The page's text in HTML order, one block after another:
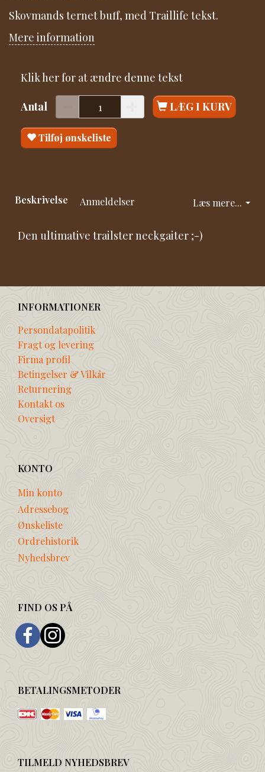
Skovmands ternet buff, med Traillife tekst.
Mere information
Klik her for at ændre denne tekst
Antal LÆG I KURV
Tilføj ønskeliste
Læs mere...
Beskrivelse Anmeldelser
Den ultimative trailster neckgaiter ;-)
INFORMATIONER
Persondatapolitik
Fragt og levering
Firma profil
Betingelser & Vilkår
Returnering
Kontakt os
Oversigt
KONTO
Min konto
Adressebog
Ønskeliste
Ordrehistorik
Nyhedsbrev
FIND OS PÅ
BETALINGSMETODER
TILMELD NYHEDSBREV